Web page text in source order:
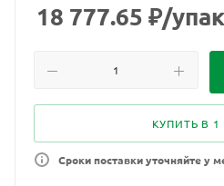
18 777.65 ₽/упак
КУПИТЬ В 1
Сроки поставки уточняйте у